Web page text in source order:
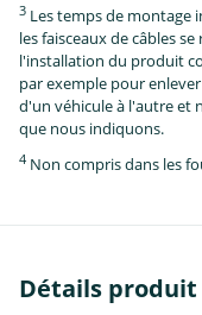
3 Les temps de montage
les faisceaux de câbles
l'installation du produit
par exemple pour
d'un véhicule à l'autre et
que nous indiquons.
4 Non compris dans les
Détails produit